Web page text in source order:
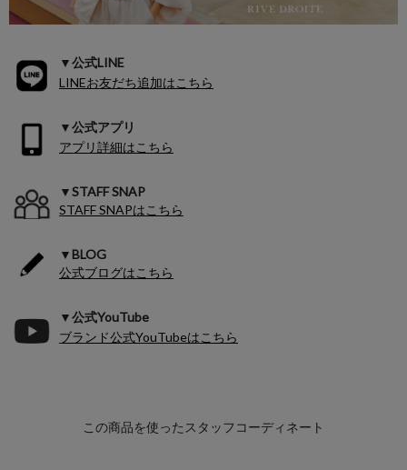
▼公式LINE
LINEお友だち追加はこちら
▼公式アプリ
アプリ詳細はこちら
▼STAFF SNAP
STAFF SNAPはこちら
▼BLOG
公式ブログはこちら
▼公式YouTube
ブランド公式YouTubeはこちら